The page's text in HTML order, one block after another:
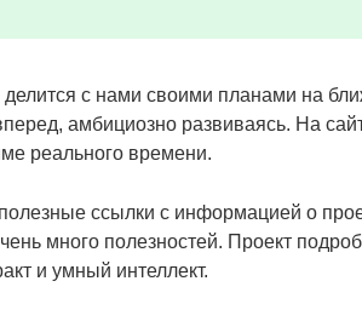
делится с нами своими планами на
амбициозно развиваясь. На
реального времени.
ссылки с информацией о
много полезностей. Проект
и умный интеллект.